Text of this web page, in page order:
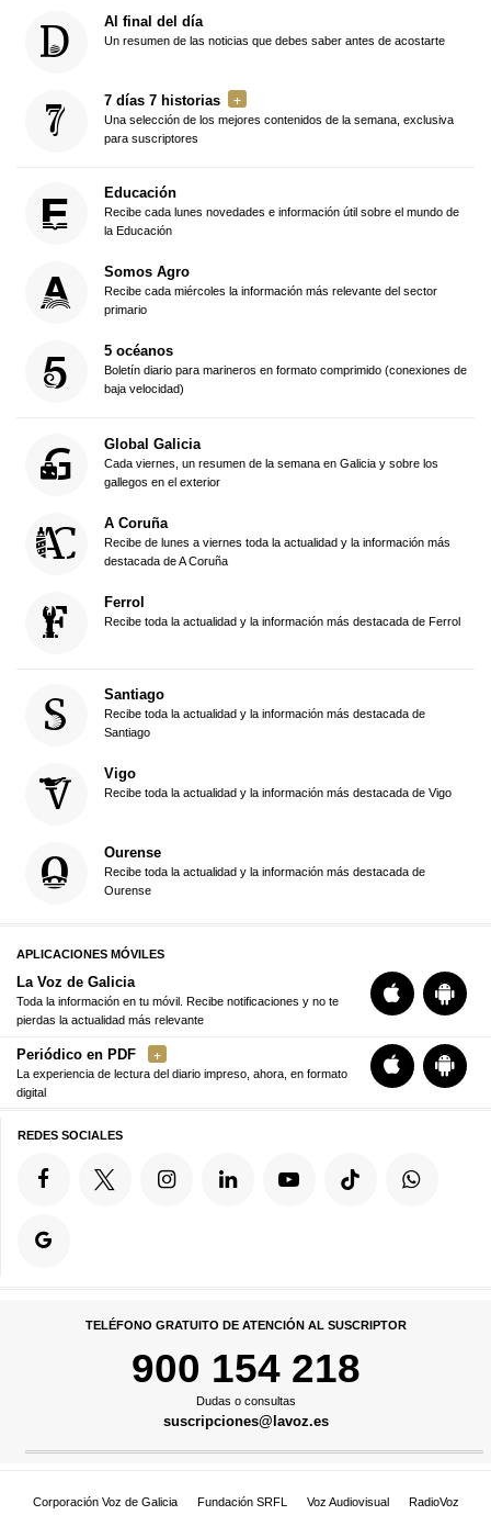
Al final del día
Un resumen de las noticias que debes saber antes de acostarte
7 días 7 historias
Una selección de los mejores contenidos de la semana, exclusiva
para suscriptores
Educación
Recibe cada lunes novedades e información útil sobre el mundo de
la Educación
Somos Agro
Recibe cada miércoles la información más relevante del sector
primario
5 océanos
Boletín diario para marineros en formato comprimido (conexiones de
baja velocidad)
Global Galicia
Cada viernes, un resumen de la semana en Galicia y sobre los
gallegos en el exterior
A Coruña
Recibe de lunes a viernes toda la actualidad y la información más
destacada de A Coruña
Ferrol
Recibe toda la actualidad y la información más destacada de Ferrol
Santiago
Recibe toda la actualidad y la información más destacada de
Santiago
Vigo
Recibe toda la actualidad y la información más destacada de Vigo
Ourense
Recibe toda la actualidad y la información más destacada de
Ourense
APLICACIONES MÓVILES
La Voz de Galicia
Toda la información en tu móvil. Recibe notificaciones y no te
pierdas la actualidad más relevante
Periódico en PDF
La experiencia de lectura del diario impreso, ahora, en formato
digital
REDES SOCIALES
TELÉFONO GRATUITO DE ATENCIÓN AL SUSCRIPTOR
900 154 218
Dudas o consultas
suscripciones@lavoz.es
Corporación Voz de Galicia Fundación SRFL Voz Audiovisual
RadioVoz